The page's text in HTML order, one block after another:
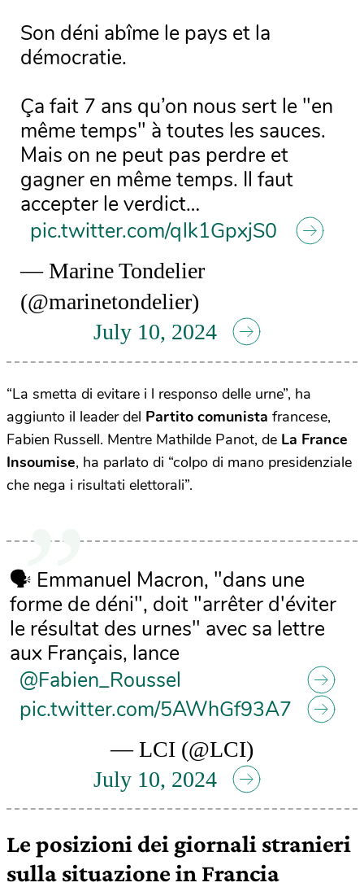
Son déni abîme le pays et la
démocratie.
Ça fait 7 ans qu’on nous sert le "en
même temps" à toutes les sauces.
Mais on ne peut pas perdre et
gagner en même temps. Il faut
accepter le verdict…
pic.twitter.com/qlk1GpxjS0
— Marine Tondelier
(@marinetondelier)
July 10, 2024
“La smetta di evitare i l responso delle urne”, ha
aggiunto il leader del Partito comunista francese,
Fabien Russell. Mentre Mathilde Panot, de La France
Insoumise, ha parlato di “colpo di mano presidenziale
che nega i risultati elettorali”.
🗣️ Emmanuel Macron, "dans une
forme de déni", doit "arrêter d'éviter
le résultat des urnes" avec sa lettre
aux Français, lance
@Fabien_Roussel
pic.twitter.com/5AWhGf93A7
— LCI (@LCI)
July 10, 2024
Le posizioni dei giornali stranieri
sulla situazione in Francia